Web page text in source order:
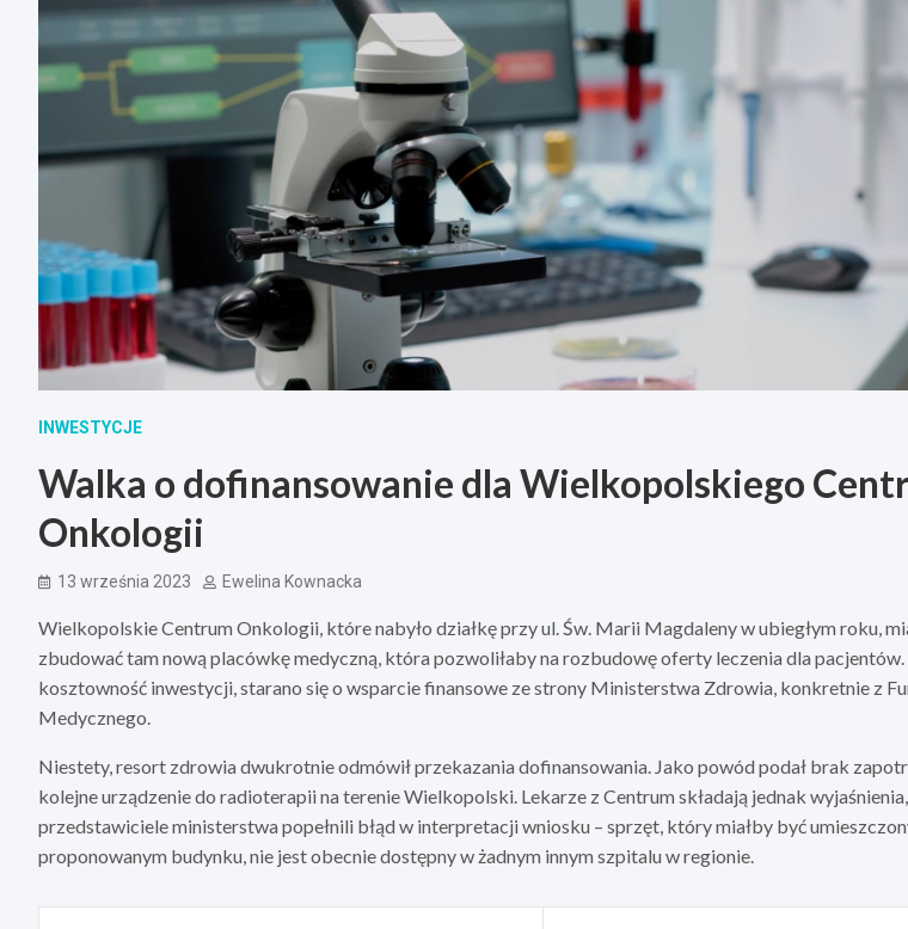
INWESTYCJE
Walka o dofinansowanie dla Wielkopolskiego
Onkologii
13 września 2023 Ewelina Kownacka
Wielkopolskie Centrum Onkologii, które nabyło działkę przy ul. Św. Marii Magdaleny w ubiegłym roku,
zbudować tam nową placówkę medyczną, która pozwoliłaby na rozbudowę oferty leczenia dla pacjentów.
kosztowność inwestycji, starano się o wsparcie finansowe ze strony Ministerstwa Zdrowia, konkretnie z
Medycznego.
Niestety, resort zdrowia dwukrotnie odmówił przekazania dofinansowania. Jako powód podał brak
kolejne urządzenie do radioterapii na terenie Wielkopolski. Lekarze z Centrum składają jednak
przedstawiciele ministerstwa popełnili błąd w interpretacji wniosku – sprzęt, który miałby być
proponowanym budynku, nie jest obecnie dostępny w żadnym innym szpitalu w regionie.